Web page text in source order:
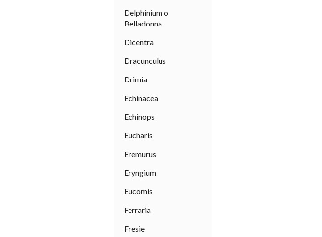
Delphinium o
Belladonna
Dicentra
Dracunculus
Drimia
Echinacea
Echinops
Eucharis
Eremurus
Eryngium
Eucomis
Ferraria
Fresie